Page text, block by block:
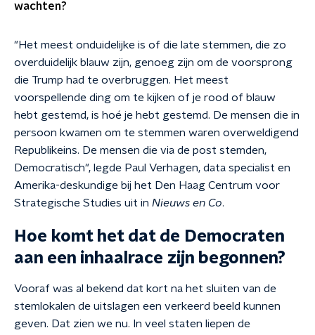
wachten?
"Het meest onduidelijke is of die late stemmen, die zo
overduidelijk blauw zijn, genoeg zijn om de voorsprong
die Trump had te overbruggen. Het meest
voorspellende ding om te kijken of je rood of blauw
hebt gestemd, is hoé je hebt gestemd. De mensen die in
persoon kwamen om te stemmen waren overweldigend
Republikeins. De mensen die via de post stemden,
Democratisch", legde Paul Verhagen, data specialist en
Amerika-deskundige bij het Den Haag Centrum voor
Strategische Studies uit in Nieuws en Co.
Hoe komt het dat de Democraten
aan een inhaalrace zijn begonnen?
Vooraf was al bekend dat kort na het sluiten van de
stemlokalen de uitslagen een verkeerd beeld kunnen
geven. Dat zien we nu. In veel staten liepen de